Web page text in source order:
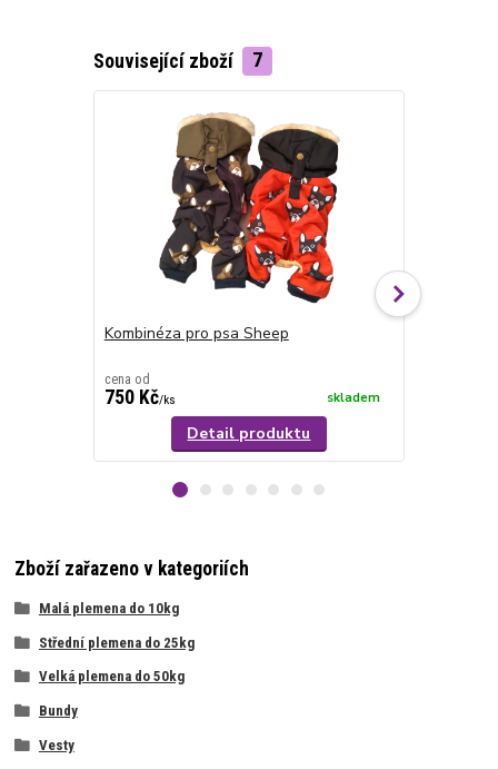
Související zboží 7
Kombinéza pro psa Sheep
cena od
750 Kč/ks skladem
Detail produktu
Zboží zařazeno v kategoriích
Malá plemena do 10kg
Střední plemena do 25kg
Velká plemena do 50kg
Bundy
Vesty